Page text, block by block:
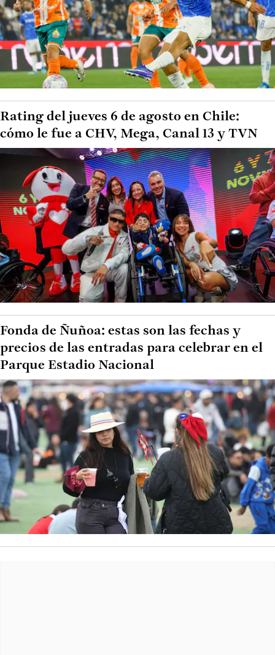
Rating del jueves 6 de agosto en Chile:
cómo le fue a CHV, Mega, Canal 13 y TVN
Fonda de Ñuñoa: estas son las fechas y
precios de las entradas para celebrar en el
Parque Estadio Nacional